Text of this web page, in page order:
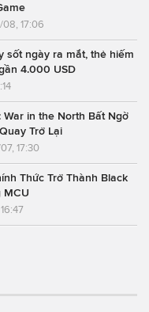
08, 17:06
sốt ngày ra mắt, thẻ hiếm
4.000 USD
War in the North Bất Ngờ
Trở Lại
17:30
Thức Trở Thành Black
MCU